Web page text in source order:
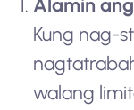
Alamin
Kung nag-
walang